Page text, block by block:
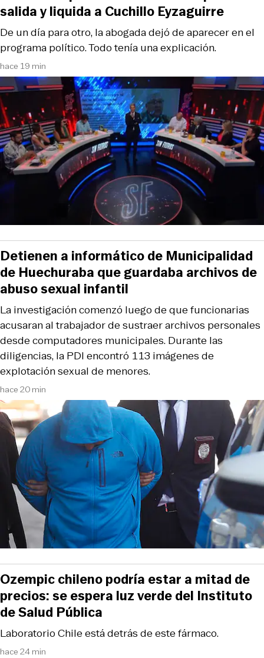
hace 19 min
De un día para otro, la abogada dejó de aparecer en el
programa político. Todo tenía una explicación.
salida y liquida a Cuchillo Eyzaguirre
hace 20 min
La investigación comenzó luego de que funcionarias
acusaran al trabajador de sustraer archivos personales
desde computadores municipales. Durante las
diligencias, la PDI encontró 113 imágenes de
explotación sexual de menores.
Detienen a informático de Municipalidad
de Huechuraba que guardaba archivos de
abuso sexual infantil
hace 24 min
Laboratorio Chile está detrás de este fármaco.
Ozempic chileno podría estar a mitad de
precios: se espera luz verde del Instituto
de Salud Pública